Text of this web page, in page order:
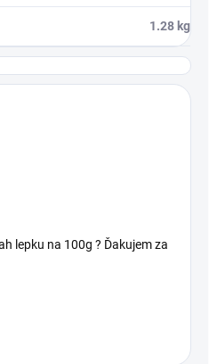
1.28 kg
lepku na 100g ? Ďakujem za